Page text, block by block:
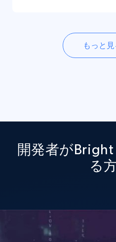
もっと見
開発者が
る